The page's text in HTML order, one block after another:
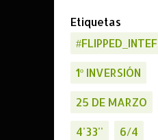
Etiquetas
#FLIPPED_INTEF
1º INVERSIÓN
25 DE MARZO
4'33'' 6/4